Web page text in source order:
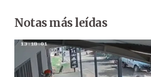
Notas más leídas